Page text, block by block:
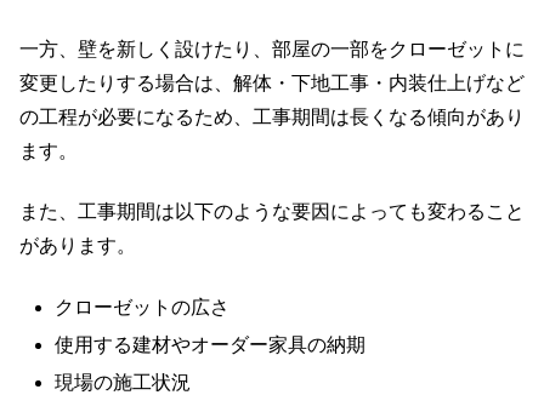
一方、壁を新しく設けたり、部屋の一部をクローゼットに
変更したりする場合は、解体・下地工事・内装仕上げなど
の工程が必要になるため、工事期間は長くなる傾向があり
ます。
また、工事期間は以下のような要因によっても変わること
があります。
クローゼットの広さ
使用する建材やオーダー家具の納期
現場の施工状況